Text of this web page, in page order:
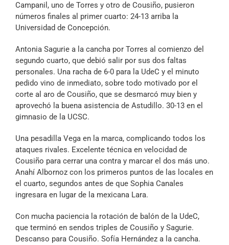
Campanil, uno de Torres y otro de Cousiño, pusieron
números finales al primer cuarto: 24-13 arriba la
Universidad de Concepción.
Antonia Sagurie a la cancha por Torres al comienzo del
segundo cuarto, que debió salir por sus dos faltas
personales. Una racha de 6-0 para la UdeC y el minuto
pedido vino de inmediato, sobre todo motivado por el
corte al aro de Cousiño, que se desmarcó muy bien y
aprovechó la buena asistencia de Astudillo. 30-13 en el
gimnasio de la UCSC.
Una pesadilla Vega en la marca, complicando todos los
ataques rivales. Excelente técnica en velocidad de
Cousiño para cerrar una contra y marcar el dos más uno.
Anahí Albornoz con los primeros puntos de las locales en
el cuarto, segundos antes de que Sophia Canales
ingresara en lugar de la mexicana Lara.
Con mucha paciencia la rotación de balón de la UdeC,
que terminó en sendos triples de Cousiño y Sagurie.
Descanso para Cousiño. Sofía Hernández a la cancha.